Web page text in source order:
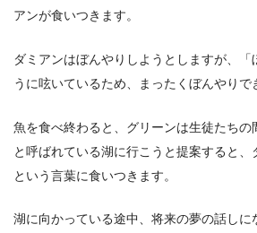
アンが食いつきます。
ダミアンはぼんやりしようとしますが、「
うに呟いているため、まったくぼんやりで
魚を食べ終わると、グリーンは生徒たちの
と呼ばれている湖に行こうと提案すると、
という言葉に食いつきます。
湖に向かっている途中、将来の夢の話しに